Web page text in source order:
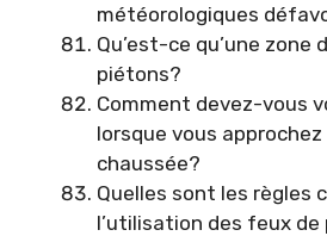
météorologiques
Qu’est-ce qu’une zone
piétons?
Comment devez-vous
lorsque vous approchez
chaussée?
Quelles sont les règles
l’utilisation des feux